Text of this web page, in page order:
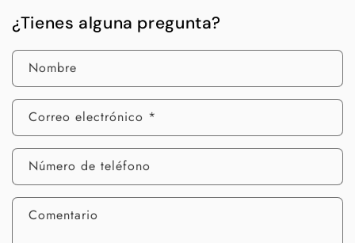
¿Tienes alguna pregunta?
Nombre
Correo electrónico *
Número de teléfono
Comentario